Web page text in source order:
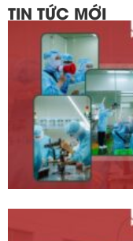
TIN TỨC MỚI